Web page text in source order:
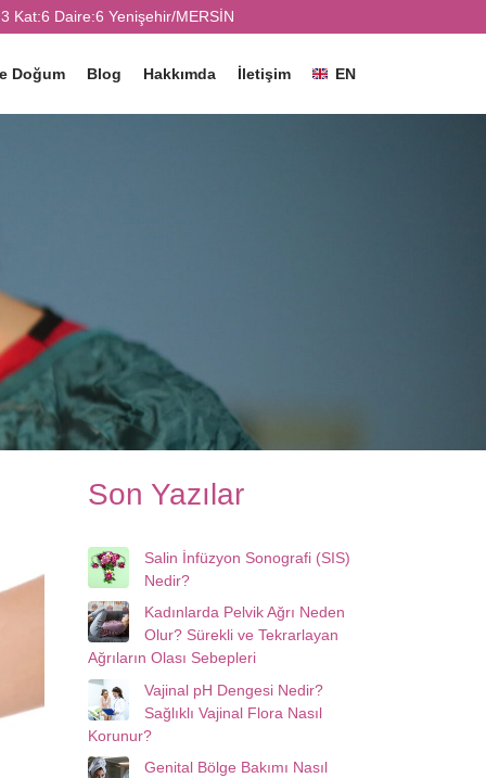
Kat:6 Daire:6 Yenişehir/MERSİN
Doğum Blog Hakkımda İletişim EN
Son Yazılar
Salin İnfüzyon Sonografi (SIS)
Nedir?
Kadınlarda Pelvik Ağrı Neden
Olur? Sürekli ve Tekrarlayan
Ağrıların Olası Sebepleri
Vajinal pH Dengesi Nedir?
Sağlıklı Vajinal Flora Nasıl
Korunur?
Genital Bölge Bakımı Nasıl